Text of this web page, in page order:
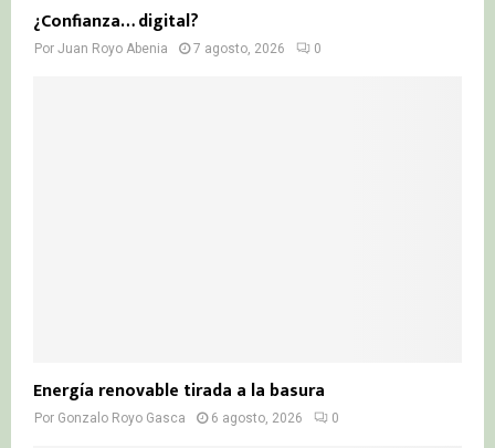
¿Confianza… digital?
Por Juan Royo Abenia 7 agosto, 2026 0
Energía renovable tirada a la basura
Por Gonzalo Royo Gasca 6 agosto, 2026 0